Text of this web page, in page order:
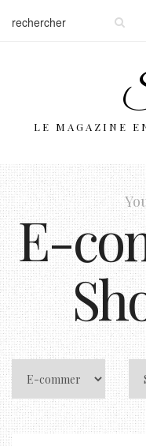
LE MAGAZINE
E-